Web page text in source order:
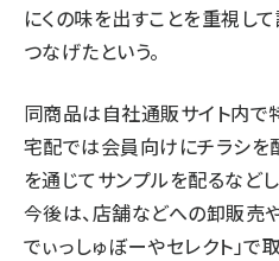
にくの味を出すことを重視し
つなげたという。
同商品は自社通販サイト内で
宅配では会員向けにチラシを
を通じてサンプルを配るなど
今後は、店舗などへの卸販売
でぃっしゅぼーやセレクト」で